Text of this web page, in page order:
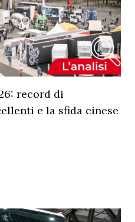
record di
e la sfida cinese